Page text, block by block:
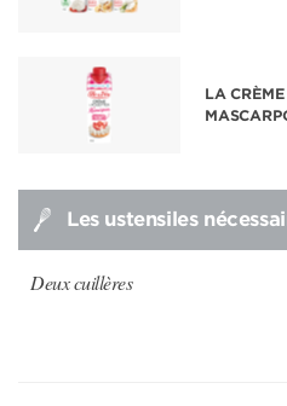
LA
Les ustensiles
Deux cuillères